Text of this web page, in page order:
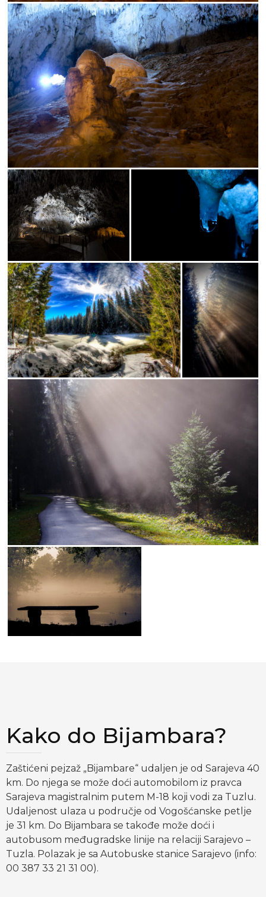
Kako do Bijambara?
Zaštićeni pejzaž „Bijambare“ udaljen je od Sarajeva 40
km. Do njega se može doći automobilom iz pravca
Sarajeva magistralnim putem M-18 koji vodi za Tuzlu.
Udaljenost ulaza u područje od Vogošćanske petlje
je 31 km. Do Bijambara se takođe može doći i
autobusom međugradske linije na relaciji Sarajevo –
Tuzla. Polazak je sa Autobuske stanice Sarajevo (info:
00 387 33 21 31 00).